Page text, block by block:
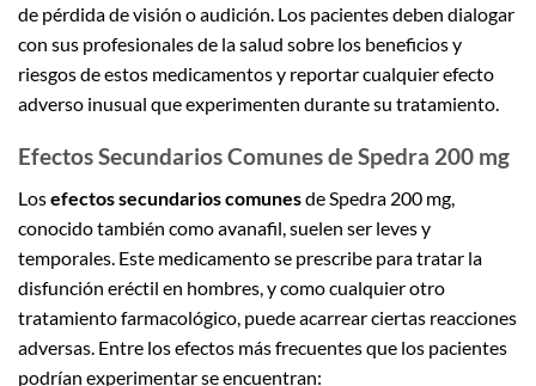
de pérdida de visión o audición. Los pacientes deben dialogar
con sus profesionales de la salud sobre los beneficios y
riesgos de estos medicamentos y reportar cualquier efecto
adverso inusual que experimenten durante su tratamiento.
Efectos Secundarios Comunes de Spedra 200 mg
Losefectos secundarios comunesde Spedra 200 mg,
conocido también como avanafil, suelen ser leves y
temporales. Este medicamento se prescribe para tratar la
disfunción eréctil en hombres, y como cualquier otro
tratamiento farmacológico, puede acarrear ciertas reacciones
adversas. Entre los efectos más frecuentes que los pacientes
podrían experimentar se encuentran: